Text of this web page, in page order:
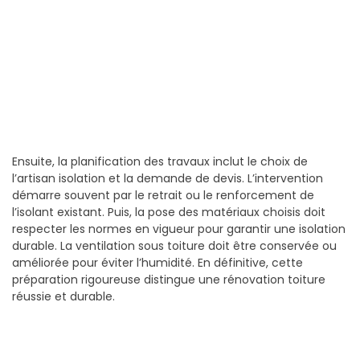
Ensuite, la planification des travaux inclut le choix de
l’artisan isolation et la demande de devis. L’intervention
démarre souvent par le retrait ou le renforcement de
l’isolant existant. Puis, la pose des matériaux choisis doit
respecter les normes en vigueur pour garantir une isolation
durable. La ventilation sous toiture doit être conservée ou
améliorée pour éviter l’humidité. En définitive, cette
préparation rigoureuse distingue une rénovation toiture
réussie et durable.